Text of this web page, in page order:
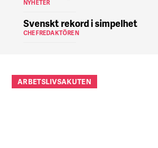
NYHETER
Svenskt rekord i simpelhet
CHEFREDAKTÖREN
ARBETSLIVSAKUTEN